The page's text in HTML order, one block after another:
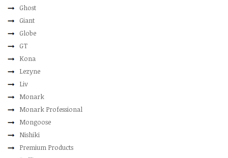
Ghost
Giant
Globe
GT
Kona
Lezyne
Liv
Monark
Monark Professional
Mongoose
Nishiki
Premium Products